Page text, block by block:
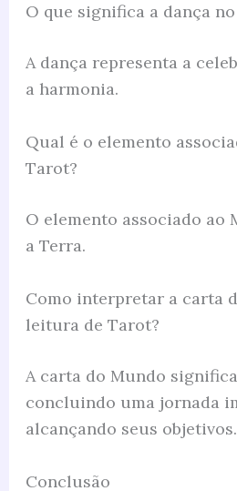
O que significa a dança
A dança representa a
a harmonia.
Qual é o elemento
Tarot?
O elemento associado ao
a Terra.
Como interpretar a carta
leitura de Tarot?
A carta do Mundo
concluindo uma jornada
alcançando seus objetivos.
Conclusão